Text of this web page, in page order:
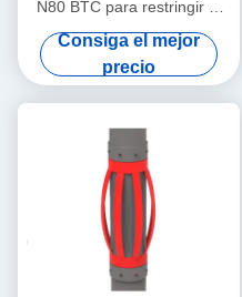
N80 BTC para restringir el
desplazamiento del
centralizar de la carcasa en
operaciones de petróleo y
gas
Consiga el mejor
precio